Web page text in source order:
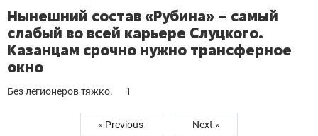
Нынешний состав «Рубина» – самый
слабый во всей карьере Слуцкого.
Казанцам срочно нужно трансферное
окно
Без легионеров тяжко. 1
« Previous Next »